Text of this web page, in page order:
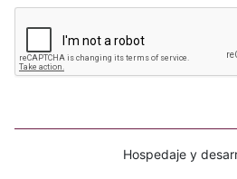
Hospedaje y